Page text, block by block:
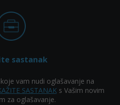
sastanak
vam nudi oglašavanje na
SASTANAKs Vašim novim
za oglašavanje.